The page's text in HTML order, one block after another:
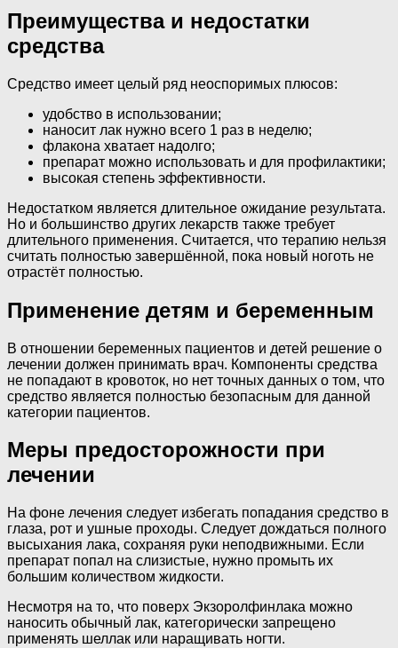
Преимущества и недостатки
средства
Средство имеет целый ряд неоспоримых плюсов:
удобство в использовании;
наносит лак нужно всего 1 раз в неделю;
флакона хватает надолго;
препарат можно использовать и для профилактики;
высокая степень эффективности.
Недостатком является длительное ожидание результата.
Но и большинство других лекарств также требует
длительного применения. Считается, что терапию нельзя
считать полностью завершённой, пока новый ноготь не
отрастёт полностью.
Применение детям и беременным
В отношении беременных пациентов и детей решение о
лечении должен принимать врач. Компоненты средства
не попадают в кровоток, но нет точных данных о том, что
средство является полностью безопасным для данной
категории пациентов.
Меры предосторожности при
лечении
На фоне лечения следует избегать попадания средство в
глаза, рот и ушные проходы. Следует дождаться полного
высыхания лака, сохраняя руки неподвижными. Если
препарат попал на слизистые, нужно промыть их
большим количеством жидкости.
Несмотря на то, что поверх Экзоролфинлака можно
наносить обычный лак, категорически запрещено
применять шеллак или наращивать ногти.